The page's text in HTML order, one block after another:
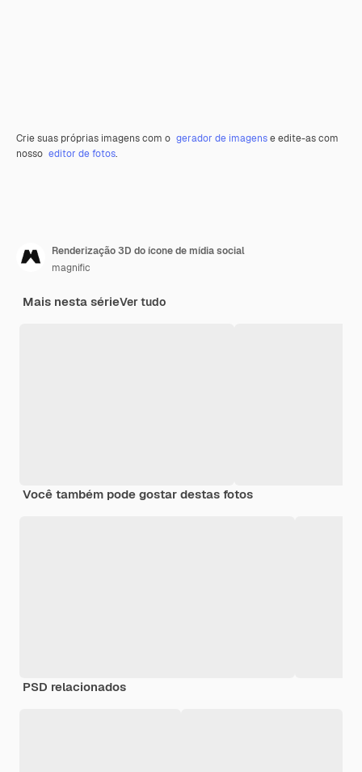
Crie suas próprias imagens com o gerador de imagense edite-as com
nosso editor de fotos.
Renderização 3D do ícone de mídia social
magnific
Mais nesta sérieVer tudo
Você também pode gostar destas fotos
PSD relacionados